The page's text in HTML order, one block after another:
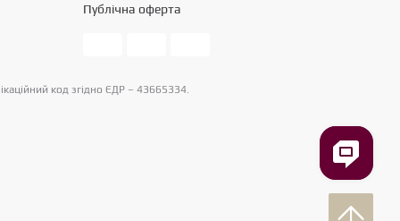
Публічна оферта
код згідно ЄДР – 43665334.